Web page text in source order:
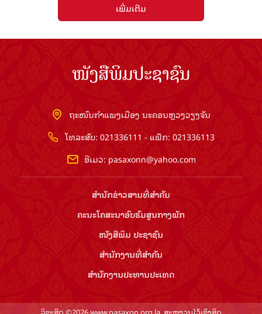
ເພີ່ມເຕີມ
ໜັງສືພິມປະຊາຊົນ
ຖະໜົນກຳແພງເມືອງ ນະຄອນຫຼວງວຽງຈັນ
ໂທລະສັບ: 021336111 - ແຟັກ: 021336113
ອີເມວ: pasaxonn@yahoo.com
ສຳ​ນັກ​ຂ່າວ​ສານ​ທີ່​ສຳ​ຄັນ​
ຄະນະໂຄສະນາອົບຮົມ​ສູນ​ກາງ​ພັກ
ໜັງສືພິມ ປະ​ຊາ​ຊົນ
ສຳ​ນັກ​ງານ​ທີ່​ສຳ​ຄັນ
ສຳ​ນັກ​ງານ​ປະ​ທານ​ປະ​ເທດ